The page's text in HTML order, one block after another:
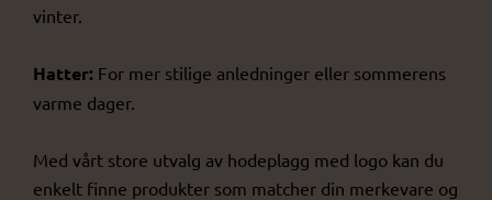
vinter.
Hatter: For mer stilige anledninger eller sommerens
varme dager.
Med vårt store utvalg av hodeplagg med logo kan du
enkelt finne produkter som matcher din merkevare og